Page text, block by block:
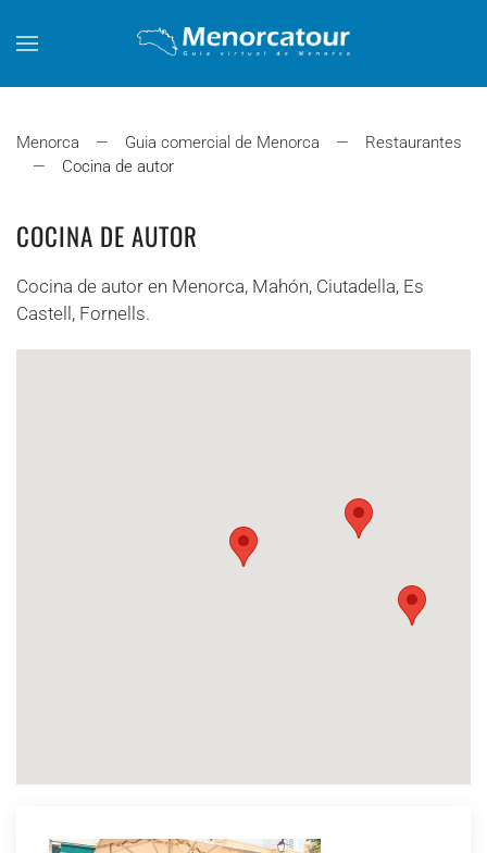
Skip to main content
Menorca Guia comercial de Menorca
Restaurantes
Cocina de autor
COCINA DE AUTOR
Cocina de autor en Menorca, Mahón, Ciutadella, Es
Castell, Fornells.